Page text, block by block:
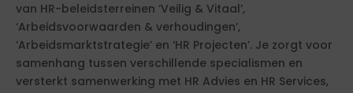
van HR-beleidsterreinen ‘Veilig & Vitaal’,
‘Arbeidsvoorwaarden & verhoudingen’,
‘Arbeidsmarktstrategie’ en ‘HR Projecten’. Je zorgt voor
samenhang tussen verschillende specialismen en
versterkt samenwerking met HR Advies en HR Services,